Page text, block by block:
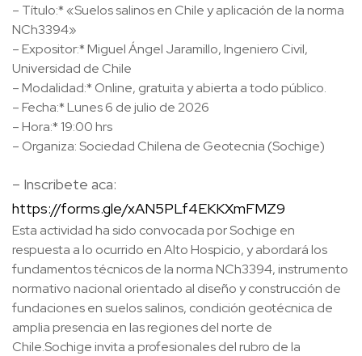
– Título:* «Suelos salinos en Chile y aplicación de la norma
NCh3394»
– Expositor:* Miguel Ángel Jaramillo, Ingeniero Civil,
Universidad de Chile
– Modalidad:* Online, gratuita y abierta a todo público.
– Fecha:* Lunes 6 de julio de 2026
– Hora:* 19:00 hrs
– Organiza: Sociedad Chilena de Geotecnia (Sochige)
– Inscribete aca:
https://forms.gle/xAN5PLf4EKKXmFMZ9
Esta actividad ha sido convocada por Sochige en
respuesta a lo ocurrido en Alto Hospicio, y abordará los
fundamentos técnicos de la norma NCh3394, instrumento
normativo nacional orientado al diseño y construcción de
fundaciones en suelos salinos, condición geotécnica de
amplia presencia en las regiones del norte de
Chile.Sochige invita a profesionales del rubro de la